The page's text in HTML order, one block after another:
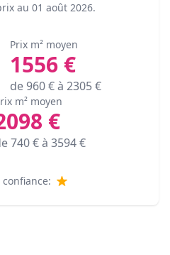
au 01 août 2026.
Prix m² moyen
1556 €
de960€ à 2305€
m² moyen
€
740€ à 3594€